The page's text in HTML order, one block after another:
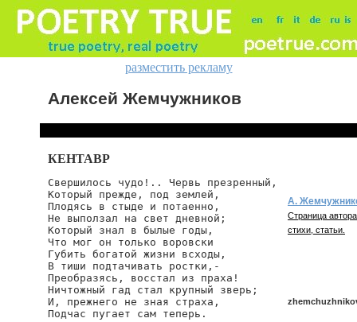
разместить рекламу
Алексей Жемчужников
КЕНТАВР
Свершилось чудо!.. Червь презренный,
Который прежде, под землей,
Плодясь в стыде и потаенно,
Не выползал на свет дневной;
Который знал в былые годы,
Что мог он только воровски
Губить богатой жизни всходы,
В тиши подтачивать ростки,-
Преобразясь, восстал из праха!
Ничтожный гад стал крупный зверь;
И, прежнего не зная страха,
Подчас пугает сам теперь.
А.
Страница
стихи, статьи.